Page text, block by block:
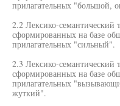
прилагательных "большой,
2.2 Лексико-семантический
сформированных на базе
прилагательных "сильный".
2.3 Лексико-семантический
сформированных на базе
прилагательных
жуткий".